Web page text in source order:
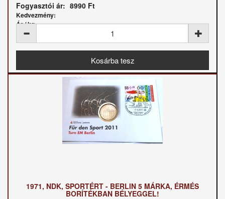
Fogyasztói ár: 8990 Ft
Kedvezmény:
Ár / kg:
1971, NDK, SPORTÉRT - BERLIN 5 MÁRKA, ÉRMÉS
BORÍTÉKBAN BÉLYEGGEL!